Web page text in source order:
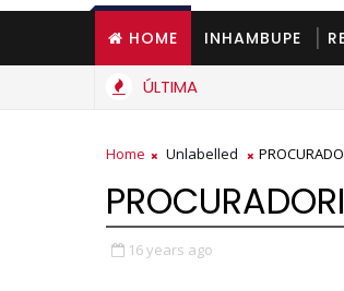
HOME INHAMBUPE
ÚLTIMA
Home Unlabelled
16 years ago